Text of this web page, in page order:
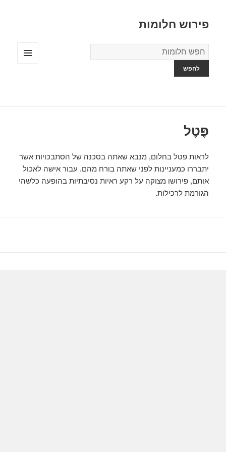
פירוש חלומות
מילון
החלומות
פֶּטֶל
לראות פטל בחלום, מנבא שאתה בסכנה של הסתבכויות אשר
יתבררו כמעניינות לפני שאתה בורח מהם. עבור אישה לאכול
אותם, פירושו מצוקה על רקע ראיות נסיבתיות בהופעה כלשהי
הגורמת לרכילות.